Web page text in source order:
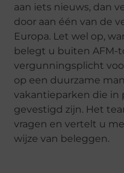
aan iets nieuws, dan
door aan één van de
Europa. Let wel op,
belegt u buiten AFM-
vergunningsplicht
op een duurzame
vakantieparken die
gevestigd zijn. Het
vragen en vertelt u
wijze van beleggen.